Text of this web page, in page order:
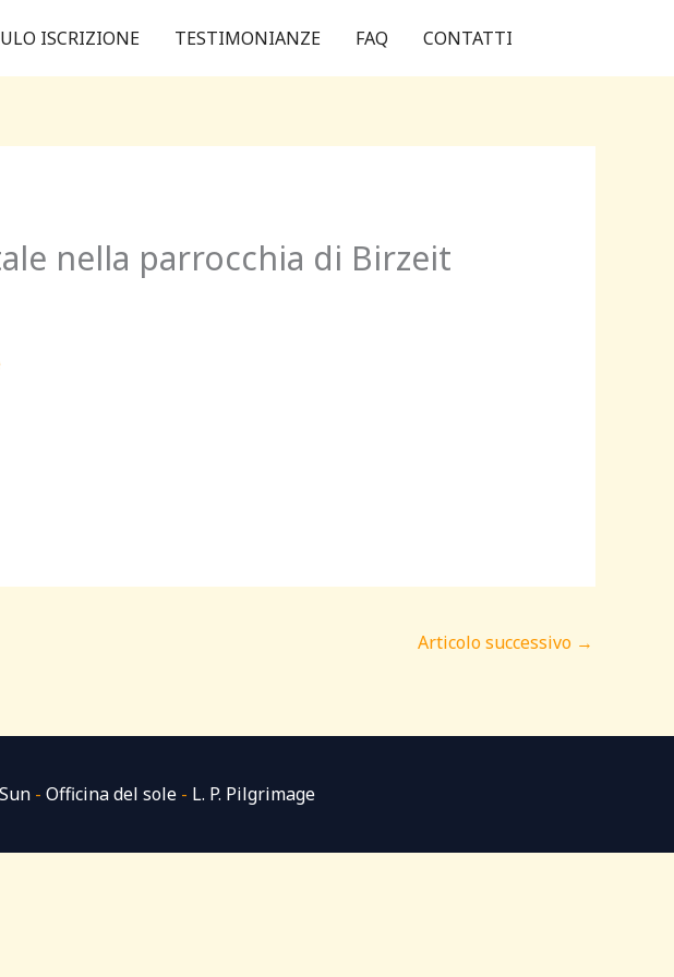
ISCRIZIONE TESTIMONIANZE FAQ CONTATTI
nella parrocchia di Birzeit
Articolo successivo →
- Officina del sole- L. P. Pilgrimage